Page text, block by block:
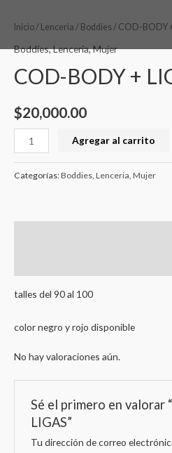
contenido
Inicio/ Lenceria / Boddies / COD-BODY
Boddies,Lenceria,Mujer
COD-BODY +
$20,000.00
BODY
+
cantidad
Agregar al carrito
Categorías:Boddies Lenceria Mujer
talles del 90 al 100
color negro y rojo disponible
No hay valoraciones aún.
Sé el primero en valorar
LIGAS”
Tu dirección de correo